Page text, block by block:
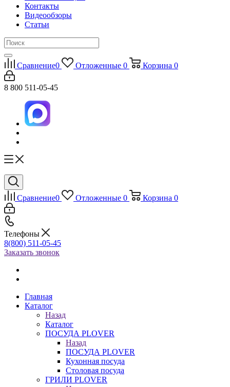
Контакты
Видеообзоры
Статьи
Сравнение0 Отложенные 0 Корзина 0
8 800 511-05-45
Сравнение0 Отложенные 0 Корзина 0
Телефоны
8(800) 511-05-45
Заказать звонок
Главная
Каталог
Назад
Каталог
ПОСУДА PLOVER
Назад
ПОСУДА PLOVER
Кухонная посуда
Столовая посуда
ГРИЛИ PLOVER